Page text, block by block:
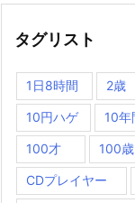
タグリスト
1日8時間 2歳
10円ハゲ 10年
100才 100歳
CDプレイヤー